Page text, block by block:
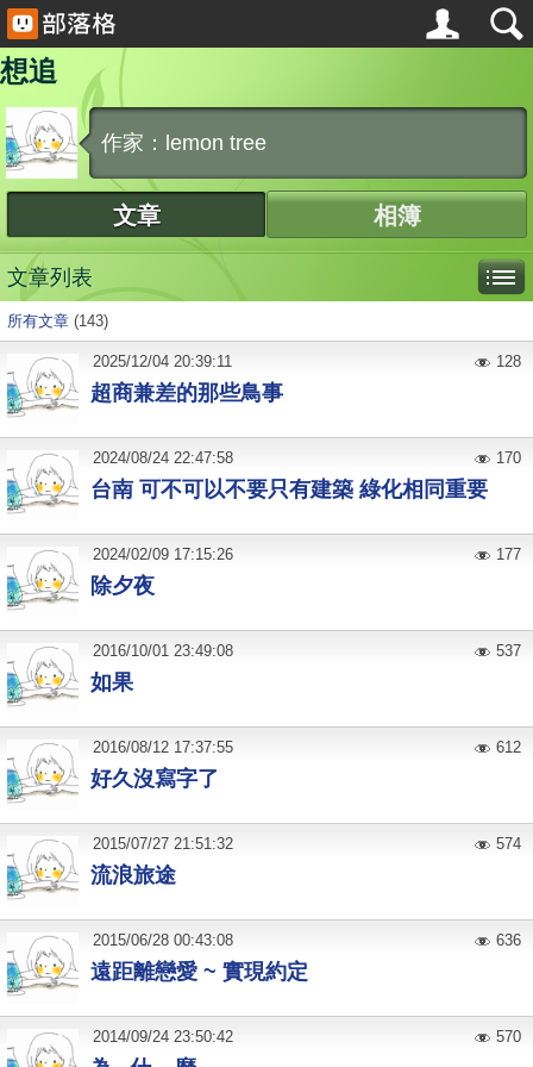
想追
作家：lemon tree
文章 相簿
文章列表
所有文章 (143)
超商兼差的那些鳥事
2025/12/04 20:39:11 128
台南 可不可以不要只有建築 綠化相同重要
2024/08/24 22:47:58 170
除夕夜
2024/02/09 17:15:26 177
如果
2016/10/01 23:49:08 537
好久沒寫字了
2016/08/12 17:37:55 612
流浪旅途
2015/07/27 21:51:32 574
遠距離戀愛 ~ 實現約定
2015/06/28 00:43:08 636
2014/09/24 23:50:42 570